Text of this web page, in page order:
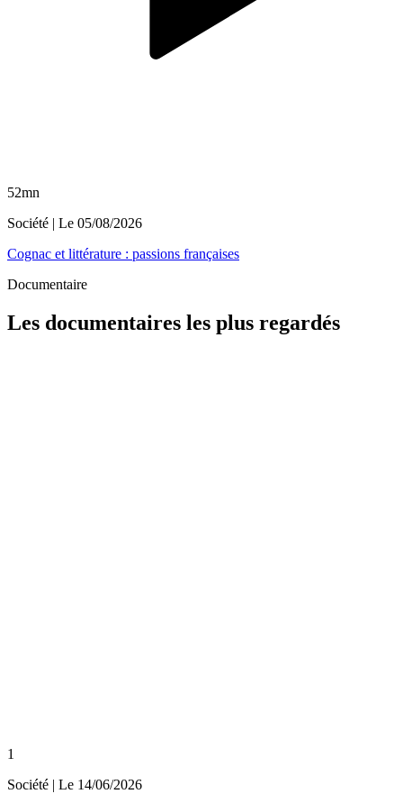
52mn
Société | Le 05/08/2026
Cognac et littérature : passions françaises
Documentaire
Les documentaires les plus regardés
1
Société | Le 14/06/2026